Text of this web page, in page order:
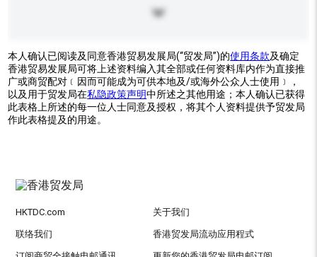
本人确认已阅读及同意香港贸易发展局(“贸发局”)的使用条款及确定
香港贸易发展局可将上述资料编入其全部或任何资料库内作为直接推
广或商贸配对﹝因而可能成为可供本地及/或海外公众人士使用﹞，
以及用于贸发局在私隐政策声明中所述之其他用途；本人确认已获得
此表格上所述的每一位人士同意及授权，将其个人资料提供予贸发局
作此表格提及的用途。
HKTDC.com 关于我们
联络我们 香港贸发局流动应用程式